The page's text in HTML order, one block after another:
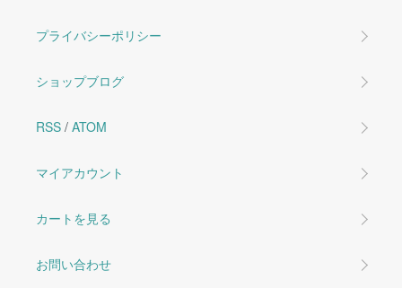
プライバシーポリシー
ショップブログ
RSS / ATOM
マイアカウント
カートを見る
お問い合わせ